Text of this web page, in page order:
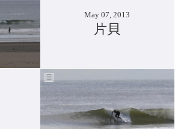
May 07, 2013
片貝